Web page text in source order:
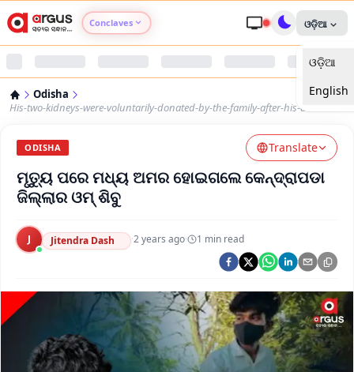
Conclaves
Argus Nari Shakti
Argus Health Connect
Argus Swaad Odisha
Argus Chalo Dekhein Apna Desh
ଓଡ଼ିଆ
ଓଡ଼ିଆ
English
Odisha
His-two-kidneys-were-voluntarily-donated-by-the-family-after-his-death
ODISHA Translate
ମୃତ୍ୟୁ ପରେ ମଧ୍ୟ ଅମର ହୋଇଗଲେ କେନ୍ଦ୍ରାପଡା
ଜିଲ୍ଲାର ଓମ୍ ଶିବୁ
J Jitendra Dash ·2 years ago· 1 min read